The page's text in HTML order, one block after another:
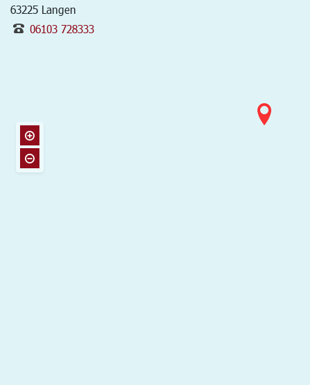
63225 Langen
06103 728333